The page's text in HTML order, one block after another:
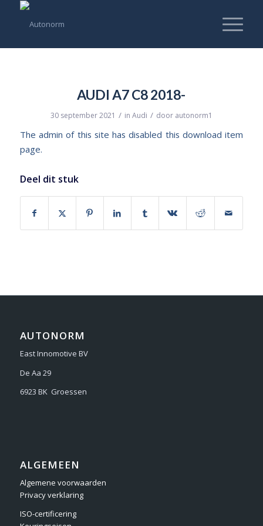
AUDI A7 C8 2018-
30 september 2021 / in Audi / door autonorm1
The admin of this site has disabled this download item
page.
Deel dit stuk
AUTONORM
East Innomotive BV
De Aa 29
6923 BK Groessen
ALGEMEEN
Algemene voorwaarden
Privacy verklaring
ISO-certificering